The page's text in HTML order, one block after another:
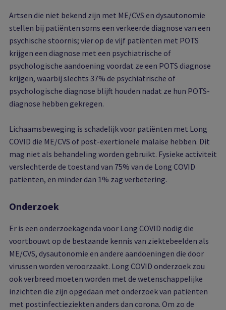
Artsen die niet bekend zijn met ME/CVS en dysautonomie
stellen bij patiënten soms een verkeerde diagnose van een
psychische stoornis; vier op de vijf patiënten met POTS
krijgen een diagnose met een psychiatrische of
psychologische aandoening voordat ze een POTS diagnose
krijgen, waarbij slechts 37% de psychiatrische of
psychologische diagnose blijft houden nadat ze hun POTS-
diagnose hebben gekregen.
Lichaamsbeweging is schadelijk voor patiënten met Long
COVID die ME/CVS of post-exertionele malaise hebben. Dit
mag niet als behandeling worden gebruikt. Fysieke activiteit
verslechterde de toestand van 75% van de Long COVID
patiënten, en minder dan 1% zag verbetering.
Onderzoek
Er is een onderzoekagenda voor Long COVID nodig die
voortbouwt op de bestaande kennis van ziektebeelden als
ME/CVS, dysautonomie en andere aandoeningen die door
virussen worden veroorzaakt. Long COVID onderzoek zou
ook verbreed moeten worden met de wetenschappelijke
inzichten die zijn opgedaan met onderzoek van patiënten
met postinfectieziekten anders dan corona. Om zo de